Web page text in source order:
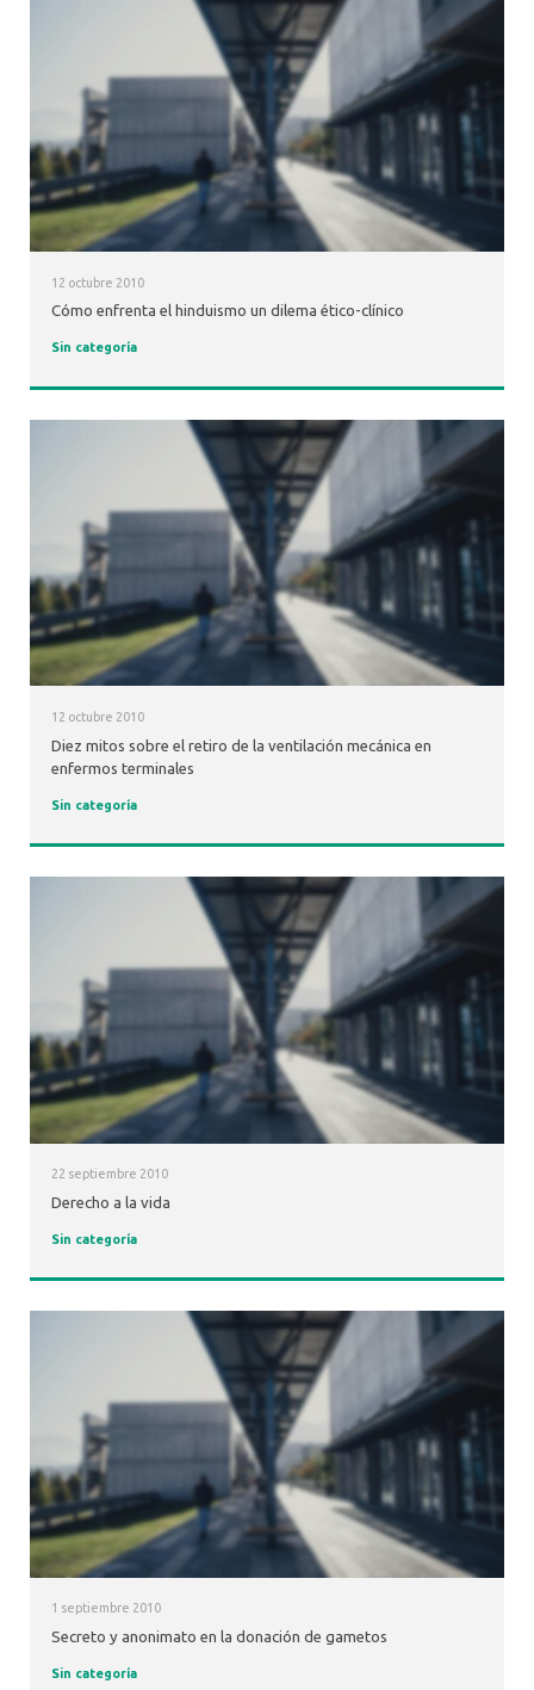
12 octubre 2010
Cómo enfrenta el hinduismo un dilema ético-clínico
Sin categoría
12 octubre 2010
Diez mitos sobre el retiro de la ventilación mecánica en
enfermos terminales
Sin categoría
22 septiembre 2010
Derecho a la vida
Sin categoría
1 septiembre 2010
Secreto y anonimato en la donación de gametos
Sin categoría